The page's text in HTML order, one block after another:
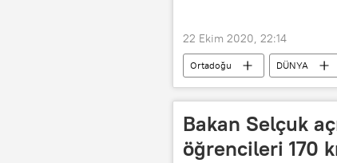
22 Ekim 2020, 22:14
Ortadoğu DÜNYA
Bombalı saldırı
Bakan Selçuk
öğrencileri 170